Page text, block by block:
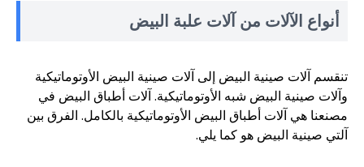
أنواع الآلات من آلات علبة البيض
تنقسم آلات صينية البيض إلى آلات صينية البيض الأوتوماتيكية
وآلات صينية البيض شبه الأوتوماتيكية. آلات أطباق البيض في
مصنعنا هي آلات أطباق البيض الأوتوماتيكية بالكامل. الفرق بين
آلتي صينية البيض هو كما يلي.